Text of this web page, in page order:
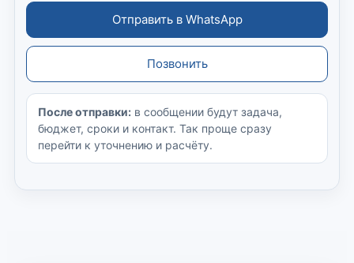
Отправить в WhatsApp
Позвонить
После отправки: в сообщении будут задача,
бюджет, сроки и контакт. Так проще сразу
перейти к уточнению и расчёту.